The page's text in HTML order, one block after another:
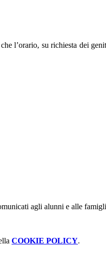
l’orario, su richiesta dei
agli alunni e alle
COOKIE POLICY.